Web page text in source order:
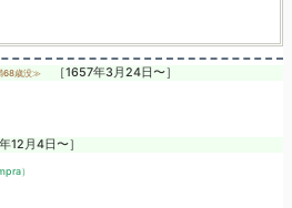
68歳没≫ ［1657年3月24日〜］
12月4日〜］
）